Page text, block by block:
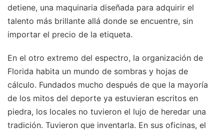
detiene, una maquinaria diseñada para adquirir el
talento más brillante allá donde se encuentre, sin
importar el precio de la etiqueta.
En el otro extremo del espectro, la organización de
Florida habita un mundo de sombras y hojas de
cálculo. Fundados mucho después de que la mayoría
de los mitos del deporte ya estuvieran escritos en
piedra, los locales no tuvieron el lujo de heredar una
tradición. Tuvieron que inventarla. En sus oficinas, el